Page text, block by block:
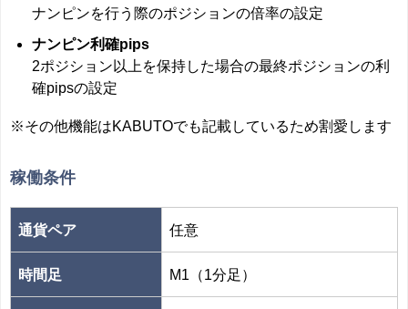
ナンピンを行う際のポジションの倍率の設定
ナンピン利確pips
2ポジション以上を保持した場合の最終ポジションの利
確pipsの設定
※その他機能はKABUTOでも記載しているため割愛します
稼働条件
通貨ペア 任意
時間足 M1（1分足）